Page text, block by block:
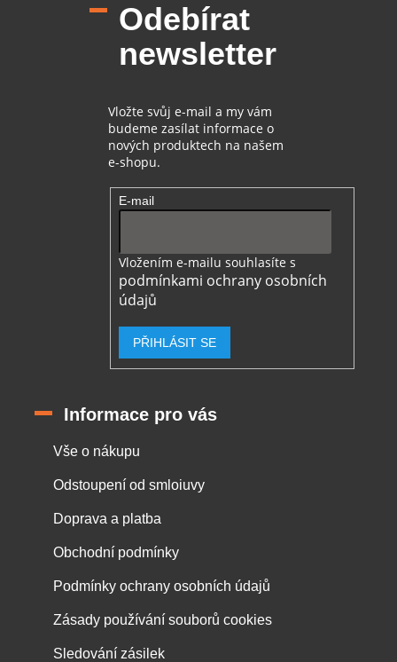
Odebírat
newsletter
Vložte svůj e-mail a my vám
budeme zasílat informace o
nových produktech na našem
e-shopu.
E-mail
Vložením e-mailu souhlasíte s
podmínkami ochrany osobních
údajů
PŘIHLÁSIT SE
Informace pro vás
Vše o nákupu
Odstoupení od smloiuvy
Doprava a platba
Obchodní podmínky
Podmínky ochrany osobních údajů
Zásady používání souborů cookies
Sledování zásilek